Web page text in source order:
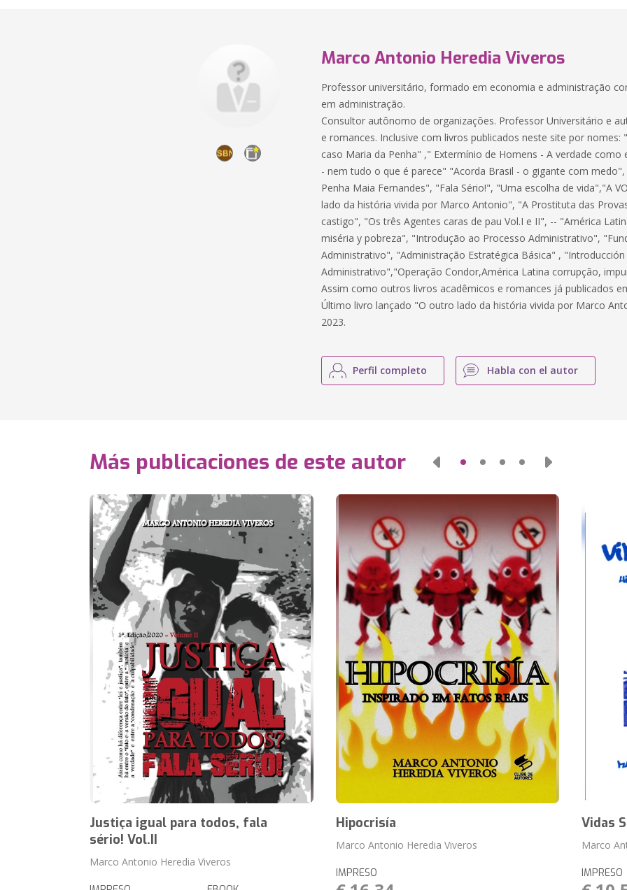
Marco Antonio Heredia Viveros
Professor universitário, formado em economia e administração
em administração.
Consultor autônomo de organizações. Professor Universitário e
e romances. Inclusive com livros publicados neste site por
caso Maria da Penha" ," Extermínio de Homens - A verdade como
- nem tudo o que é parece" "Acorda Brasil - o gigante com
Penha Maia Fernandes", "Fala Sério!", "Uma escolha de vida","A
lado da história vivida por Marco Antonio", "A Prostituta das
castigo", "Os três Agentes caras de pau Vol.I e II", -- "América
miséria y pobreza", "Introdução ao Processo Administrativo",
Administrativo", "Administração Estratégica Básica" ,
Administrativo","Operação Condor,América Latina corrupção,
Assim como outros livros acadêmicos e romances já publicados
Último livro lançado "O outro lado da história vivida por Marco
2023.
Perfil completo Habla con el autor
Más publicaciones de este autor
Justiça igual para todos, fala
sério! Vol.II
Marco Antonio Heredia Viveros
Hipocrisía
Marco Antonio Heredia Viveros
IMPRESO
Vidas
Marco
IMPRESO